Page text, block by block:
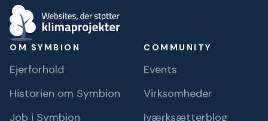
OM SYMBION
Ejerforhold
Historien om Symbion
Job i Symbion
COMMUNITY
Events
Virksomheder
Iværksætterblog